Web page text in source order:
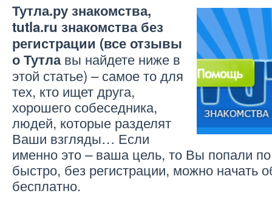
Тутла.ру знакомства,
tutla.ru знакомства без
регистрации (все отзывы
о Тутлавы найдете ниже в
этой статье) – самое то для
тех, кто ищет друга,
хорошего собеседника,
людей, которые разделят
Ваши взгляды… Если
именно это – ваша цель, то Вы попали
быстро, без регистрации, можно начать
бесплатно.